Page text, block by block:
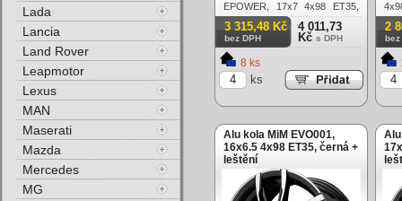
EPOWER, 17x7 4x98 ET35,
černá matná
3 315,48 Kč
bez DPH
4 011,73
Kč s DPH
8 ks
ks
2
bez
Alu kola MiM EVO001,
16x6.5 4x98 ET35, černá +
leštění
Lada
Lancia
Land Rover
Leapmotor
Lexus
MAN
Maserati
Mazda
Mercedes
MG